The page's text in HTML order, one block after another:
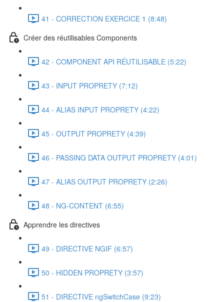
41 - CORRECTION EXERCICE 1 (8:48)
Créer des réutilisables Components
42 - COMPONENT API RÉUTILISABLE (5:22)
43 - INPUT PROPRETY (7:12)
44 - ALIAS INPUT PROPRETY (4:22)
45 - OUTPUT PROPRETY (4:39)
46 - PASSING DATA OUTPUT PROPRETY (4:01)
47 - ALIAS OUTPUT PROPRETY (2:26)
48 - NG-CONTENT (6:55)
Apprendre les directives
49 - DIRECTIVE NGIF (6:57)
50 - HIDDEN PROPRETY (3:57)
51 - DIRECTIVE ngSwitchCase (9:23)